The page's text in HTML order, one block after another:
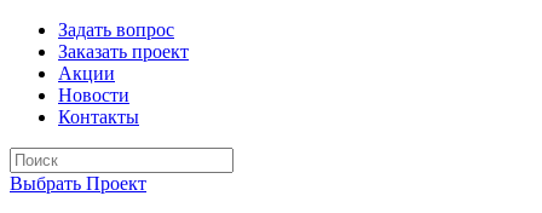
Задать вопрос
Заказать проект
Акции
Новости
Контакты
Выбрать Проект